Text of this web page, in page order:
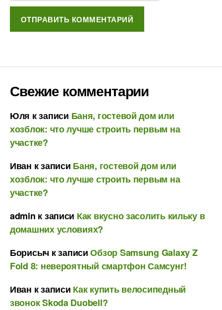
Свежие комментарии
Юля к записи Баня, гостевой дом или
хозблок: что лучше строить первым на
участке?
Иван к записи Баня, гостевой дом или
хозблок: что лучше строить первым на
участке?
admin к записи Как вкусно засолить кильку в
домашних условиях?
Борисыч к записиОбзор Samsung Galaxy Z
Fold 8: невероятный смартфон Самсунг!
Иван к записи Как купить велосипедный
звонок Skoda Duobell?